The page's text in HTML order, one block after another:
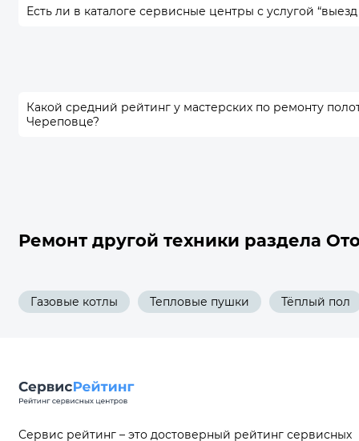
Есть ли в каталоге сервисные центры с услугой
Какой средний рейтинг у мастерских по ремонту
Череповце?
Ремонт другой техники раздела
Газовые котлы Тепловые пушки Тёплый пол
Сервис рейтинг – это достоверный рейтинг сервисных